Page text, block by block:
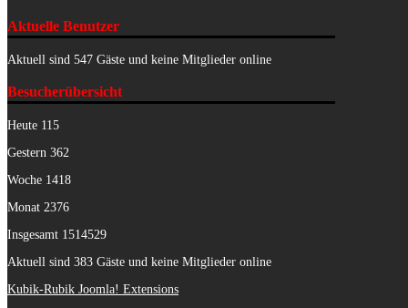
Aktuelle Benutzer
Aktuell sind 547 Gäste und keine Mitglieder online
Besucherübersicht
Heute 115
Gestern 362
Woche 1418
Monat 2376
Insgesamt 1514529
Aktuell sind 383 Gäste und keine Mitglieder online
Kubik-Rubik Joomla! Extensions